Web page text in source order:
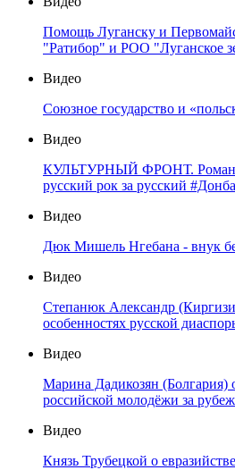
Помощь Луганску и
"Ратибор" и РОО "Луганское
Видео
Союзное государство и
Видео
КУЛЬТУРНЫЙ ФРОНТ. Роман
русский рок за русский
Видео
Дюк Мишель Нгебана - внук
Видео
Степанюк Александр
особенностях русской
Видео
Марина Дадикозян (Болгария)
российской молодёжи за
Видео
Князь Трубецкой о